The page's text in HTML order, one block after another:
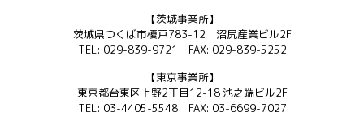
【茨城事業所】
茨城県つくば市榎戸783-12 沼尻産業ビル2F
TEL: 029-839-9721 FAX: 029-839-5252
【東京事業所】
東京都台東区上野2丁目12-18 池之端ビル2F
TEL: 03-4405-5548 FAX: 03-6699-7027